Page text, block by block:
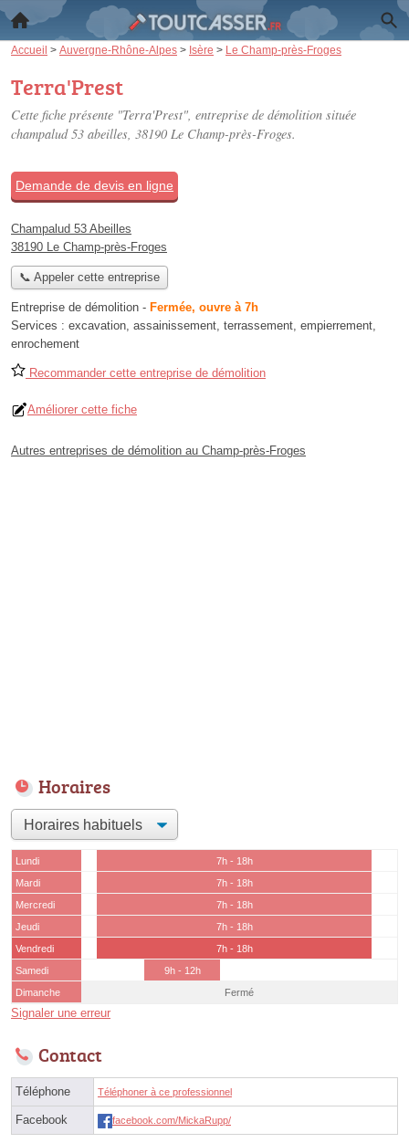
Accueil > Auvergne-Rhône-Alpes > Isère > Le Champ-près-Froges
Terra'Prest
Cette fiche présente "Terra'Prest", entreprise de démolition située
champalud 53 abeilles, 38190 Le Champ-près-Froges.
Demande de devis en ligne
Champalud 53 Abeilles
38190 Le Champ-près-Froges
📞 Appeler cette entreprise
Entreprise de démolition - Fermée, ouvre à 7h
Services : excavation, assainissement, terrassement, empierrement,
enrochement
Recommander cette entreprise de démolition
Améliorer cette fiche
Autres entreprises de démolition au Champ-près-Froges
Horaires
Lundi
7h - 18h
Mardi
7h - 18h
Mercredi
7h - 18h
Jeudi
7h - 18h
Vendredi
7h - 18h
Samedi
9h - 12h
Dimanche
Fermé
Signaler une erreur
Contact
Téléphone Téléphoner à ce professionnel
Facebook facebook.com/MickaRupp/